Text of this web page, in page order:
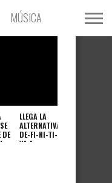
MÚSICA
ACTUALIDAD
DE
LLEGA LA
ALTERNATIVA
DE-FI-NI-TI-
VA A